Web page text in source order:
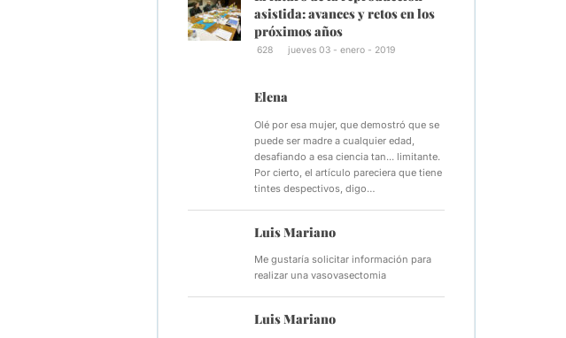
asistida: avances y retos en los
próximos años
628 jueves 03 - enero - 2019
Elena
Olé por esa mujer, que demostró que se
puede ser madre a cualquier edad,
desafiando a esa ciencia tan... limitante.
Por cierto, el artículo pareciera que tiene
tintes despectivos, digo…
Luis Mariano
Me gustaría solicitar información para
realizar una vasovasectomia
Luis Mariano